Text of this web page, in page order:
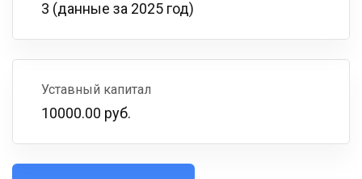
3 (данные за 2025 год)
Уставный капитал
10000.00 руб.